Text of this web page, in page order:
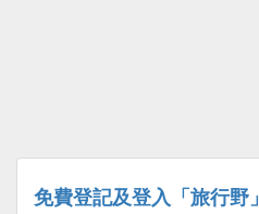
免費登記及登入「旅行野」